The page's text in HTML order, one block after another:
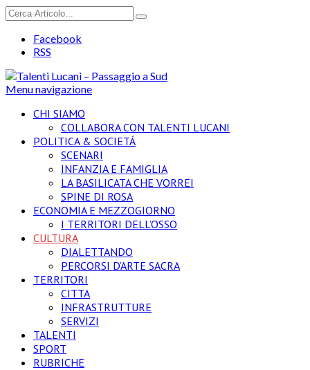
Facebook
RSS
Menu navigazione
CHI SIAMO
COLLABORA CON TALENTI LUCANI
POLITICA & SOCIETÁ
SCENARI
INFANZIA E FAMIGLIA
LA BASILICATA CHE VORREI
SPINE DI ROSA
ECONOMIA E MEZZOGIORNO
I TERRITORI DELL’OSSO
CULTURA
DIALETTANDO
PERCORSI D’ARTE SACRA
TERRITORI
CITTA
INFRASTRUTTURE
SERVIZI
TALENTI
SPORT
RUBRICHE